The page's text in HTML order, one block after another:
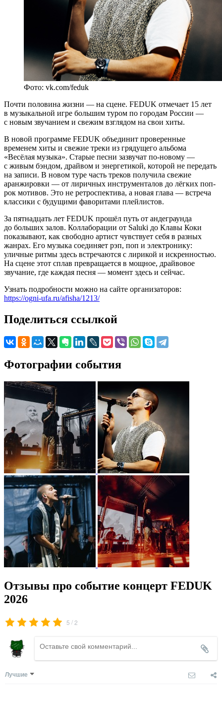
Фото: vk.com/feduk
Почти половина жизни — на сцене. FEDUK отмечает 15 лет
в музыкальной игре большим туром по городам России —
с новым звучанием и свежим взглядом на свои хиты.
В новой программе FEDUK объединит проверенные
временем хиты и свежие треки из грядущего альбома
«Весёлая музыка». Старые песни зазвучат по-новому —
с живым бэндом, драйвом и энергетикой, которой не передать
на записи. В новом туре часть треков получила свежие
аранжировки — от лиричных инструменталов до лёгких поп-
рок мотивов. Это не ретроспектива, а новая глава — встреча
классики с будущими фаворитами плейлистов.
За пятнадцать лет FEDUK прошёл путь от андеграунда
до больших залов. Коллаборации от Saluki до Клавы Коки
показывают, как свободно артист чувствует себя в разных
жанрах. Его музыка соединяет рэп, поп и электронику:
уличные ритмы здесь встречаются с лирикой и искренностью.
На сцене этот сплав превращается в мощное, драйвовое
звучание, где каждая песня — момент здесь и сейчас.
Узнать подробности можно на сайте организаторов:
https://ogni-ufa.ru/afisha/1213/
Поделиться ссылкой
Фотографии события
Отзывы про событие концерт FEDUK
2026
5 /2
Лучшие